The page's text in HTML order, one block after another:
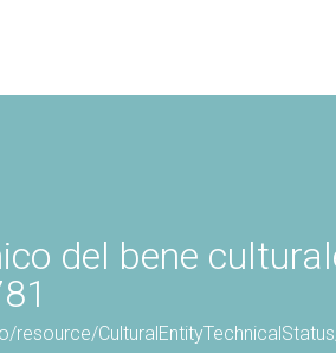
del bene
resource/